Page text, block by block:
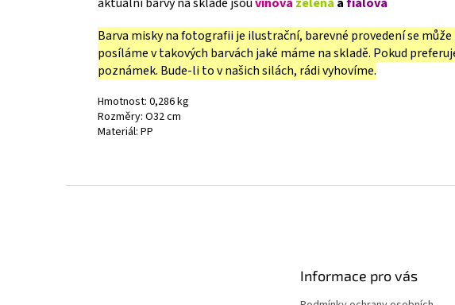
Barva misky na fotografii je ilustrační, barevné provedení se
posíláme v takových barvách jaké máme na skladě. Pokud
poznámek. Bude-li to v našich silách, rádi vyhovíme.
Hmotnost: 0,286 kg
Rozměry: O32 cm
Materiál: PP
Informace pro vás